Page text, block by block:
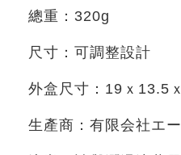
總重： 320g
尺寸：可調整設計
外盒尺寸： 19 ｘ 13.5 ｘ
生產商：有限会社エ